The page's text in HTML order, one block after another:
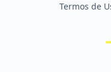
Termos de